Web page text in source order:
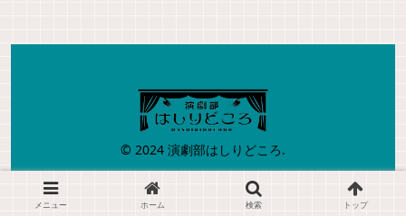
© 2024 演劇部はしりどころ.
メニュー ホーム 検索 トップ